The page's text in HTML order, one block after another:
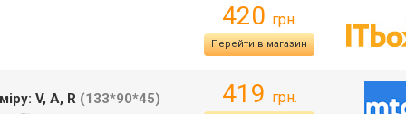
420 грн.
Перейти в магазин
V, A, R (133*90*45) 419 грн.